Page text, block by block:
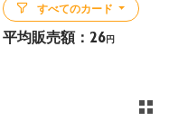
すべてのカード
平均販売額： 26円